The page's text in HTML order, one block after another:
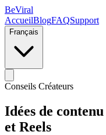
BeViral
AccueilBlogFAQSupport
Français
Conseils Créateurs
Idées de
et Reels